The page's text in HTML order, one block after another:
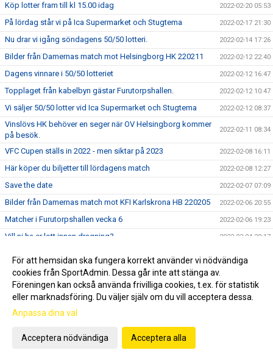
Köp lotter fram till kl 15.00 idag 2022-02-20 05:53
På lördag står vi på Ica Supermarket och Stugtema 2022-02-17 21:30
Nu drar vi igång söndagens 50/50 lotteri. 2022-02-14 17:26
Bilder från Damernas match mot Helsingborg HK 220211 2022-02-12 22:40
Dagens vinnare i 50/50 lotteriet 2022-02-12 16:47
Topplaget från kabelbyn gästar Furutorpshallen. 2022-02-12 10:47
Vi säljer 50/50 lotter vid Ica Supermarket och Stugtema 2022-02-12 08:37
Vinslövs HK behöver en seger när OV Helsingborg kommer
på besök.
2022-02-11 08:34
VFC Cupen ställs in 2022 - men siktar på 2023 2022-02-08 16:11
Här köper du biljetter till lördagens match 2022-02-08 12:27
Save the date 2022-02-07 07:09
Bilder från Damernas match mot KFI Karlskrona HB 220205 2022-02-06 20:55
Matcher i Furutorpshallen vecka 6 2022-02-06 19:23
Vill ni ha er lott innan dragning? 2022-02-04 20:17
Nu drar vi igång nästa 50/50 lotteri.
Vi säger grattis till.... 2022-01-30 17:48
Är du innehavaren av Vinstlotten?
Vinnare 50/50
För att hemsidan ska fungera korrekt använder vi nödvändiga
cookies från SportAdmin. Dessa går inte att stänga av.
Föreningen kan också använda frivilliga cookies, t.ex. för statistik
eller marknadsföring. Du väljer själv om du vill acceptera dessa.
Anpassa dina val
Acceptera nödvändiga Acceptera alla